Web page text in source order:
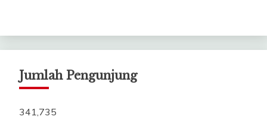
Jumlah Pengunjung
341,735